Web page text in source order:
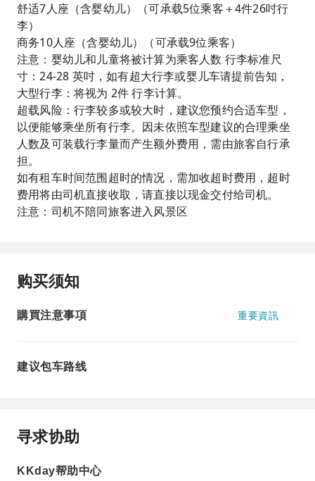
舒适7人座（含婴幼儿）（可承载5位乘客＋4件26吋行
李）
商务10人座（含婴幼儿）（可承载9位乘客）
注意：婴幼儿和儿童将被计算为乘客人数 行李标准尺
寸：24-28 英吋，如有超大行李或婴儿车请提前告知，
大型行李：将视为 2件 行李计算。
超载风险：行李较多或较大时，建议您预约合适车型，
以便能够乘坐所有行李。因未依照车型建议的合理乘坐
人数及可装载行李量而产生额外费用，需由旅客自行承
担。
如有租车时间范围超时的情况，需加收超时费用，超时
费用将由司机直接收取，请直接以现金交付给司机。
注意：司机不陪同旅客进入风景区
购买须知
購買注意事項 重要資訊
建议包车路线
寻求协助
KKday帮助中心